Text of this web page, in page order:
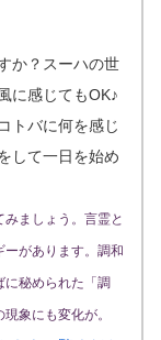
か？スーハの世
に感じてもOK♪
トバに何を感じ
して一日を始め
ましょう。言霊と
ーがあります。調和
秘められた「調
象にも変化が。